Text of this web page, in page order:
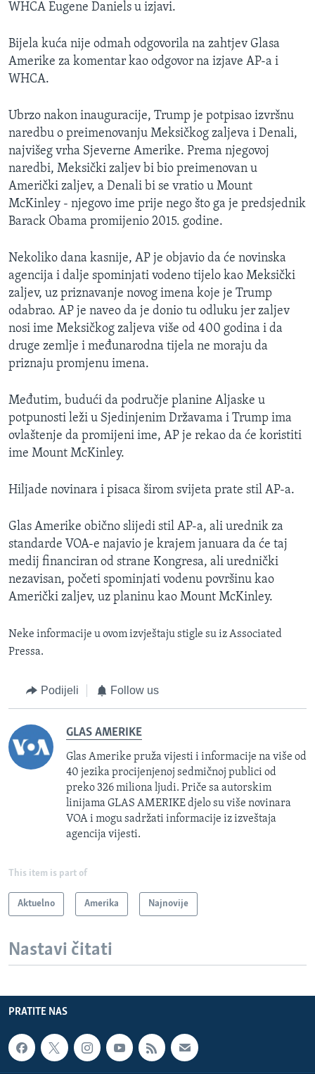
WHCA Eugene Daniels u izjavi.
Bijela kuća nije odmah odgovorila na zahtjev Glasa
Amerike za komentar kao odgovor na izjave AP-a i
WHCA.
Ubrzo nakon inauguracije, Trump je potpisao izvršnu
naredbu o preimenovanju Meksičkog zaljeva i Denali,
najvišeg vrha Sjeverne Amerike. Prema njegovoj
naredbi, Meksički zaljev bi bio preimenovan u
Američki zaljev, a Denali bi se vratio u Mount
McKinley - njegovo ime prije nego što ga je predsjednik
Barack Obama promijenio 2015. godine.
Nekoliko dana kasnije, AP je objavio da će novinska
agencija i dalje spominjati vodeno tijelo kao Meksički
zaljev, uz priznavanje novog imena koje je Trump
odabrao. AP je naveo da je donio tu odluku jer zaljev
nosi ime Meksičkog zaljeva više od 400 godina i da
druge zemlje i međunarodna tijela ne moraju da
priznaju promjenu imena.
Međutim, budući da područje planine Aljaske u
potpunosti leži u Sjedinjenim Državama i Trump ima
ovlaštenje da promijeni ime, AP je rekao da će koristiti
ime Mount McKinley.
Hiljade novinara i pisaca širom svijeta prate stil AP-a.
Glas Amerike obično slijedi stil AP-a, ali urednik za
standarde VOA-e najavio je krajem januara da će taj
medij financiran od strane Kongresa, ali urednički
nezavisan, početi spominjati vodenu površinu kao
Američki zaljev, uz planinu kao Mount McKinley.
Neke informacije u ovom izvještaju stigle su iz Associated
Pressa.
Podijeli Follow us
GLAS AMERIKE
Glas Amerike pruža vijesti i informacije na više od
40 jezika procijenjenoj sedmičnoj publici od
preko 326 miliona ljudi. Priče sa autorskim
linijama GLAS AMERIKE djelo su više novinara
VOA i mogu sadržati informacije iz izveštaja
agencija vijesti.
This item is part of
Aktuelno Amerika Najnovije
Nastavi čitati
PRATITE NAS